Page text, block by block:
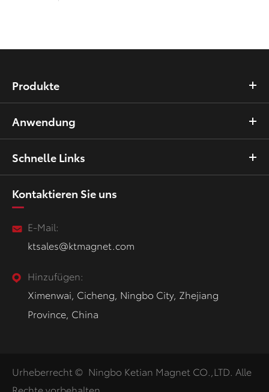
Produkte
Anwendung
Schnelle Links
Kontaktieren Sie uns
E-Mail:
ktsales@ktmagnet.com
Hinzufügen:
Ximenwai, Cicheng, Ningbo City, Zhejiang
Province, China
Urheberrecht © Ningbo Ketian Magnet CO.,LTD. Alle